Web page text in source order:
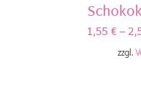
1,55€–
zzgl.